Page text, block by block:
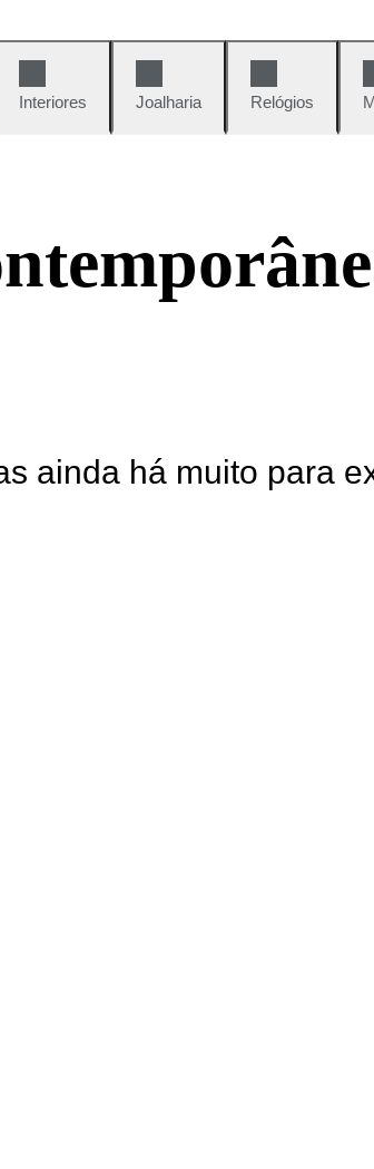
Interiores Joalharia Relógios
ainda há muito para